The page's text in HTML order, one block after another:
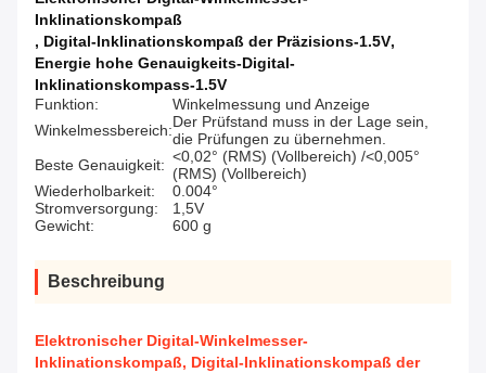
Inklinationskompaß
, Digital-Inklinationskompaß der Präzisions-1.5V,
Energie hohe Genauigkeits-Digital-
Inklinationskompass-1.5V
Funktion:
Winkelmessung und Anzeige
Winkelmessbereich:Der Prüfstand muss in der Lage sein,
die Prüfungen zu übernehmen.
Beste Genauigkeit: <0,02° (RMS) (Vollbereich) /<0,005°
(RMS) (Vollbereich)
Wiederholbarkeit:
0.004°
Stromversorgung:
1,5V
Gewicht:
600 g
Beschreibung
Elektronischer Digital-Winkelmesser-
Inklinationskompaß, Digital-Inklinationskompaß der